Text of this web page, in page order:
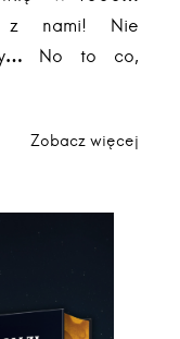
z nami! Nie
No to co,
Zobacz więcej